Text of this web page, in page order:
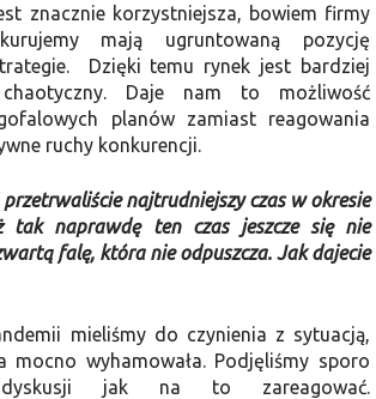
znacznie korzystniejsza, bowiem firmy
mają ugruntowaną pozycję
Dzięki temu rynek jest bardziej
Daje nam to możliwość
planów zamiast reagowania
ruchy konkurencji.
najtrudniejszy czas w okresie
tak naprawdę ten czas jeszcze się nie
falę, która nie odpuszcza. Jak dajecie
mieliśmy do czynienia z sytuacją,
mocno wyhamowała. Podjęliśmy sporo
dyskusji jak na to zareagować.